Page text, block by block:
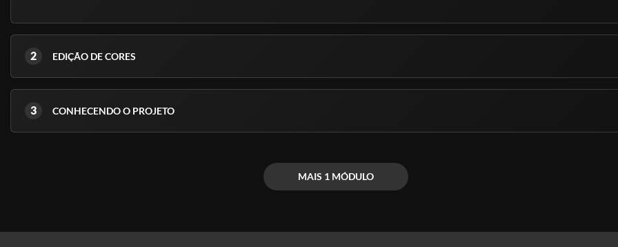
2 EDIÇÃO DE CORES
3 CONHECENDO O PROJETO
MAIS 1 MÓDULO